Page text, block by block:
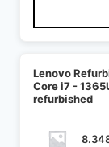
Lenovo
Core i7 -
refurbished